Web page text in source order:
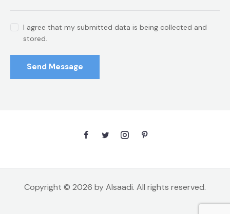
I agree that my submitted data is being collected and
stored.
Send Message
Copyright © 2026 by Alsaadi. All rights reserved.